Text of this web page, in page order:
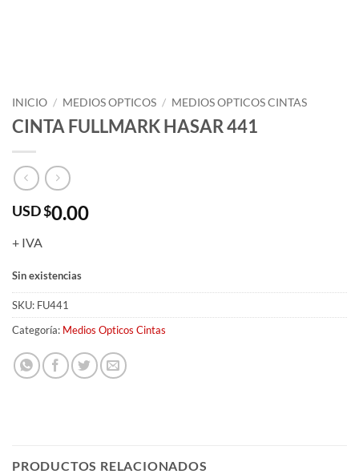
INICIO / MEDIOS OPTICOS / MEDIOS OPTICOS CINTAS
CINTA FULLMARK HASAR 441
USD $0.00
+ IVA
Sin existencias
SKU: FU441
Categoría: Medios Opticos Cintas
PRODUCTOS RELACIONADOS